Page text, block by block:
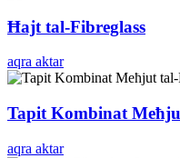
Ħajt tal-Fibreglass
aqra aktar
Tapit Kombinat
aqra aktar